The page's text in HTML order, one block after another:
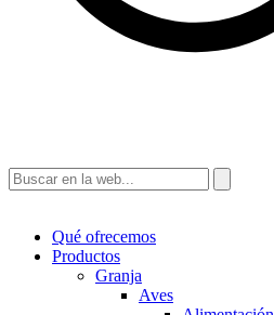
Qué ofrecemos
Productos
Granja
Aves